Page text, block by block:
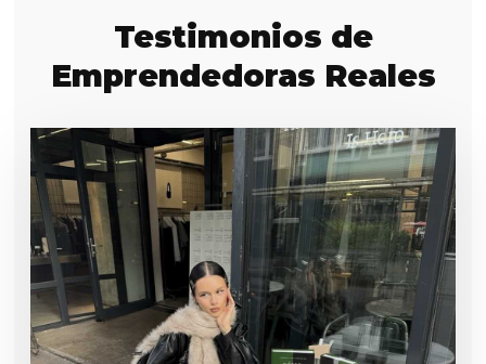
Testimonios de
Emprendedoras Reales